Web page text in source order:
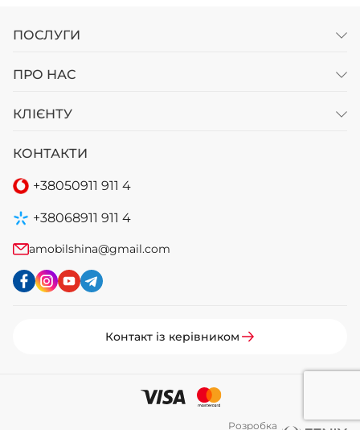
Профіль 50% (висота 133 мм) забезпечує запас
колій без ризику пробити гуму;
дисків повнорозмірних позашляховиків;
здатну витримувати навантаження важких
МОДЕЛЬНИЙ РЯД
власників автомобілів, яким потрібна універсальність
без компромісів. Виробники створюють рішення,
однаково ефективні на шосе та на ґрунтових дорогах.
Літні шини 265/50 R20призначені для впевненої
Наприклад, Yokohama Geolandar A/T G015 – ця покришка
розроблялася для американського ринку пікапів і
ПОСЛУГИ
ПРО НАС
КЛІЄНТУ
КОНТАКТИ
+38050911 911 4
+38068911 911 4
amobilshina@gmail.com
Контакт із керівником
Розробка